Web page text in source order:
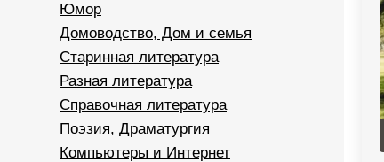
Юмор
Домоводство, Дом и семья
Старинная литература
Разная литература
Справочная литература
Поэзия, Драматургия
Компьютеры и Интернет